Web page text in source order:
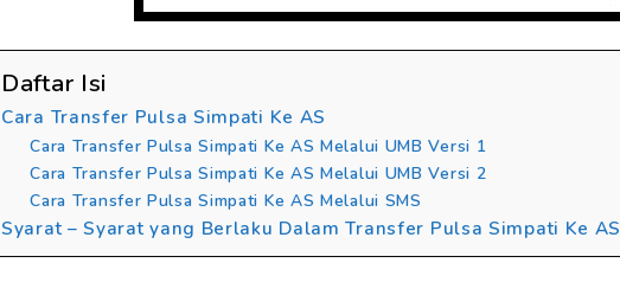
Daftar Isi
Cara Transfer Pulsa Simpati Ke AS
Cara Transfer Pulsa Simpati Ke AS Melalui UMB Versi 1
Cara Transfer Pulsa Simpati Ke AS Melalui UMB Versi 2
Cara Transfer Pulsa Simpati Ke AS Melalui SMS
Syarat – Syarat yang Berlaku Dalam Transfer Pulsa Simpati Ke AS